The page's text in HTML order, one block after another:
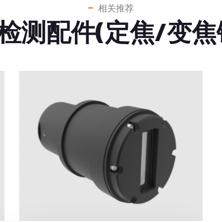
相关推荐
测配件(定焦/变